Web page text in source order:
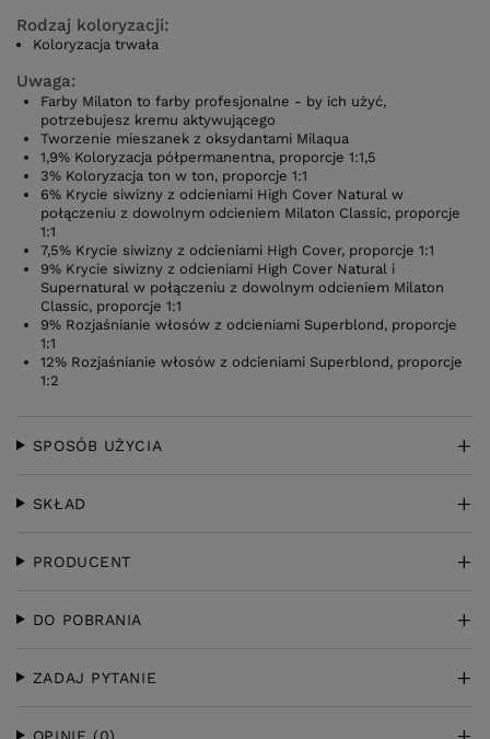
Rodzaj koloryzacji:
Koloryzacja trwała
Uwaga:
Farby Milaton to farby profesjonalne - by ich użyć,
potrzebujesz kremu aktywującego
Tworzenie mieszanek z oksydantami Milaqua
1,9% Koloryzacja półpermanentna, proporcje 1:1,5
3% Koloryzacja ton w ton, proporcje 1:1
6% Krycie siwizny z odcieniami High Cover Natural w
połączeniu z dowolnym odcieniem Milaton Classic, proporcje
1:1
7,5% Krycie siwizny z odcieniami High Cover, proporcje 1:1
9% Krycie siwizny z odcieniami High Cover Natural i
Supernatural w połączeniu z dowolnym odcieniem Milaton
Classic, proporcje 1:1
9% Rozjaśnianie włosów z odcieniami Superblond, proporcje
1:1
12% Rozjaśnianie włosów z odcieniami Superblond, proporcje
1:2
SPOSÓB UŻYCIA
SKŁAD
PRODUCENT
DO POBRANIA
ZADAJ PYTANIE
OPINIE (0)